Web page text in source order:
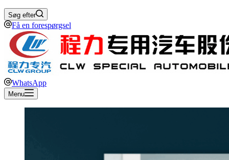
Søg efter
Få en forespørgsel
WhatsApp
Menu